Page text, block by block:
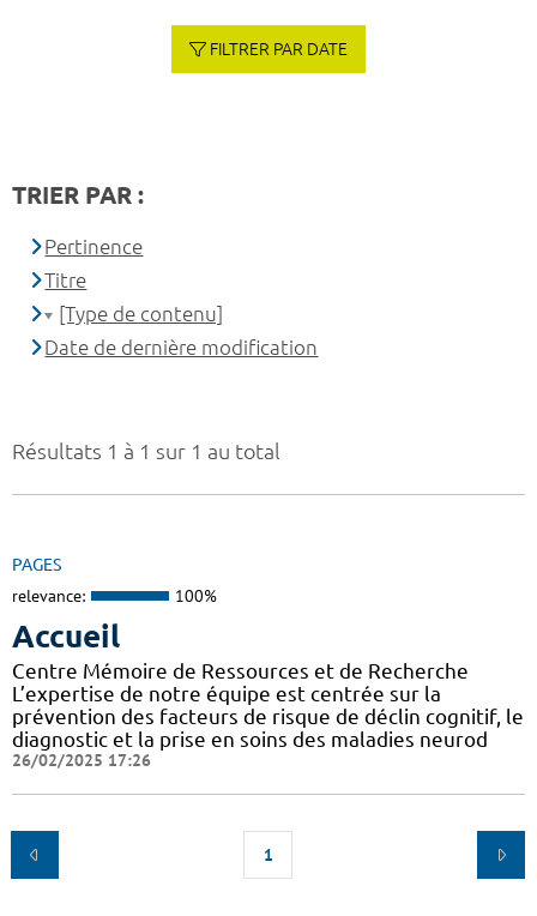
Résultats 1 à 1 sur 1 au total
PAGES
relevance: 100%
Accueil
Centre Mémoire de Ressources et de Recherche
L’expertise de notre équipe est centrée sur la
prévention des facteurs de risque de déclin cognitif, le
diagnostic et la prise en soins des maladies neurod
26/02/2025 17:26
1
FILTRER PAR DATE
TRIER PAR :
Pertinence
Titre
[Type de contenu]
Date de dernière modification